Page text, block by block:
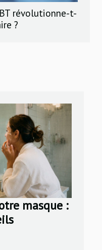
révolutionne-t-
?
masque :